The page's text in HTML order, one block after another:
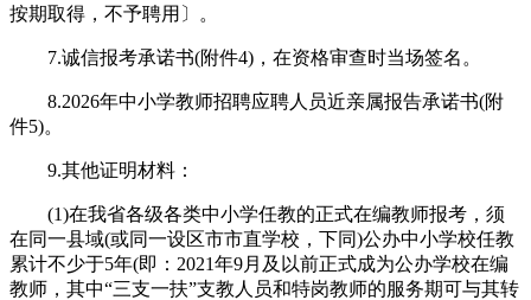
按期取得，不予聘用〕。
7.诚信报考承诺书(附件4)，在资格审查时当场签名。
8.2026年中小学教师招聘应聘人员近亲属报告承诺书(附
件5)。
9.其他证明材料：
(1)在我省各级各类中小学任教的正式在编教师报考，须
在同一县域(或同一设区市市直学校，下同)公办中小学校任教
累计不少于5年(即：2021年9月及以前正式成为公办学校在编
教师，其中“三支一扶”支教人员和特岗教师的服务期可与其转